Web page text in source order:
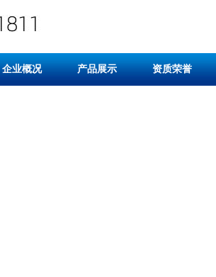
企业概况 产品展示 资质荣誉